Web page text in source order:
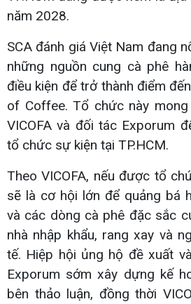
năm 2028.
SCA đánh giá Việt Nam đang
những nguồn cung cà phê
điều kiện để trở thành điểm
of Coffee. Tổ chức này
VICOFA và đối tác Exporum
tổ chức sự kiện tại TP.HCM.
Theo VICOFA, nếu được tổ
sẽ là cơ hội lớn để quảng bá
và các dòng cà phê đặc sắc
nhà nhập khẩu, rang xay và
tế. Hiệp hội ủng hộ đề xuất
Exporum sớm xây dựng kế
bên thảo luận, đồng thời